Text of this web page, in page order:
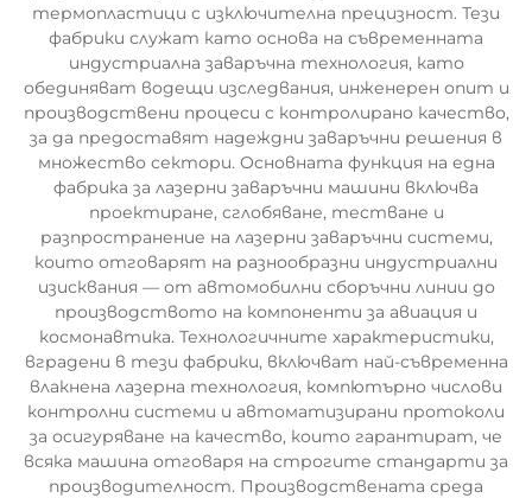
термопластици с изключителна прецизност. Тези
фабрики служат като основа на съвременната
индустриална заваръчна технология, като
обединяват водещи изследвания, инженерен опит и
производствени процеси с контролирано качество,
за да предоставят надеждни заваръчни решения в
множество сектори. Основната функция на една
фабрика за лазерни заваръчни машини включва
проектиране, сглобяване, тестване и
разпространение на лазерни заваръчни системи,
които отговарят на разнообразни индустриални
изисквания — от автомобилни сборъчни линии до
производството на компоненти за авиация и
космонавтика. Технологичните характеристики,
вградени в тези фабрики, включват най-съвременна
влакнена лазерна технология, компютърно числови
контролни системи и автоматизирани протоколи
за осигуряване на качество, които гарантират, че
всяка машина отговаря на строгите стандарти за
производителност. Производствената среда